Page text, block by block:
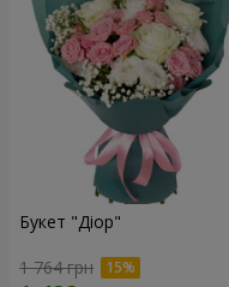
Букет "Діор"
1 764 грн